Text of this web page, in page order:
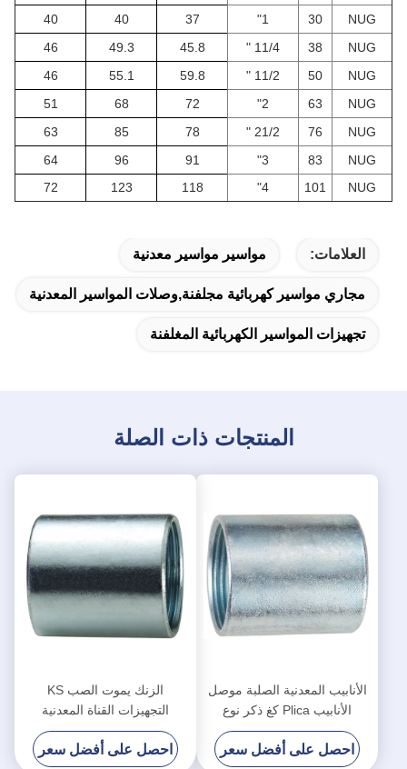
NUG
30
1"
37
40
40
NUG
38
11/4 "
45.8
49.3
46
NUG
50
11/2 "
59.8
55.1
46
NUG
63
2"
72
68
51
NUG
76
21/2 "
78
85
63
NUG
83
3"
91
96
64
NUG
101
4"
118
123
72
العلامات: مواسير مواسير معدنية
مجاري مواسير كهربائية مجلفنة,وصلات المواسير المعدنية
تجهيزات المواسير الكهربائية المغلفنة
المنتجات ذات الصلة
الأنابيب المعدنية الصلبة موصل
الأنابيب Plica كغ ذكر نوع
مقاومة للماء
احصل على أفضل سعر
الزنك يموت الصب KS
التجهيزات القناة المعدنية
المجلفنة الانتهاء من حماية IP65
احصل على أفضل سعر